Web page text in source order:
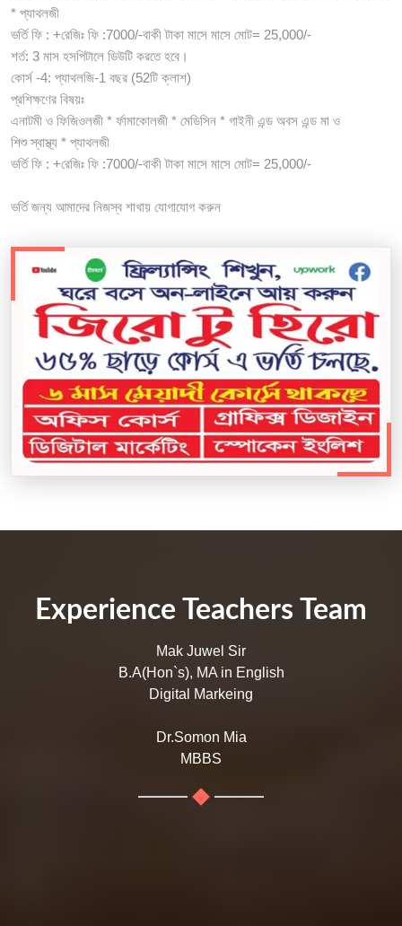
* প্যাথলজী
ভর্তি ফি : +রেজিঃ ফি :7000/-বাকী টাকা মাসে মাসে মোট= 25,000/-
শর্ত: 3 মাস হসপিটালে ডিউটি করতে হবে।
কোর্স -4: প্যাথলজি-1 বছর (52টি ক্লাশ)
প্রশিক্ষণের বিষয়ঃ
এনাটমী ও ফিজিওলজী * র্ফামাকোলজী * মেডিসিন * গাইনী এন্ড অবস এন্ড মা ও
শিশু স্বাস্থ্য * প্যাথলজী
ভর্তি ফি : +রেজিঃ ফি :7000/-বাকী টাকা মাসে মাসে মোট= 25,000/-
ভর্তি জন্য আমাদের নিজস্ব শাখায় যোগাযোগ করুন
Experience Teachers Team
Mak Juwel Sir
B.A(Hon`s), MA in English
Digital Markeing
Dr.Somon Mia
MBBS